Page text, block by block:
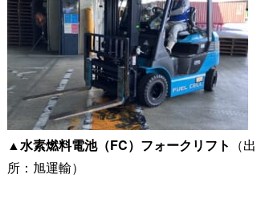
▲水素燃料電池（FC）フォークリフト （出
所：旭運輸）